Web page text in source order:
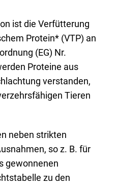
ist die Verfütterung
Protein* (VTP) an
(EG) Nr.
Proteine aus
verstanden,
Tieren
neben strikten
so z. B. für
gewonnenen
zu den